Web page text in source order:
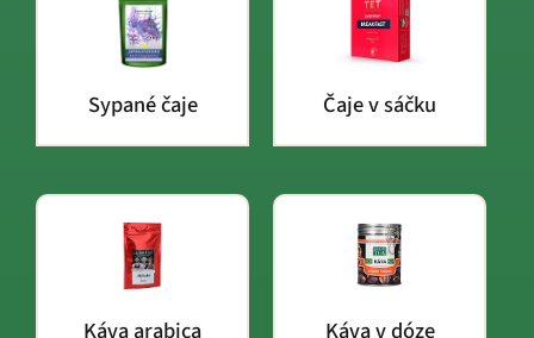
Sypané čaje Čaje v sáčku
Káva arabica Káva v dóze